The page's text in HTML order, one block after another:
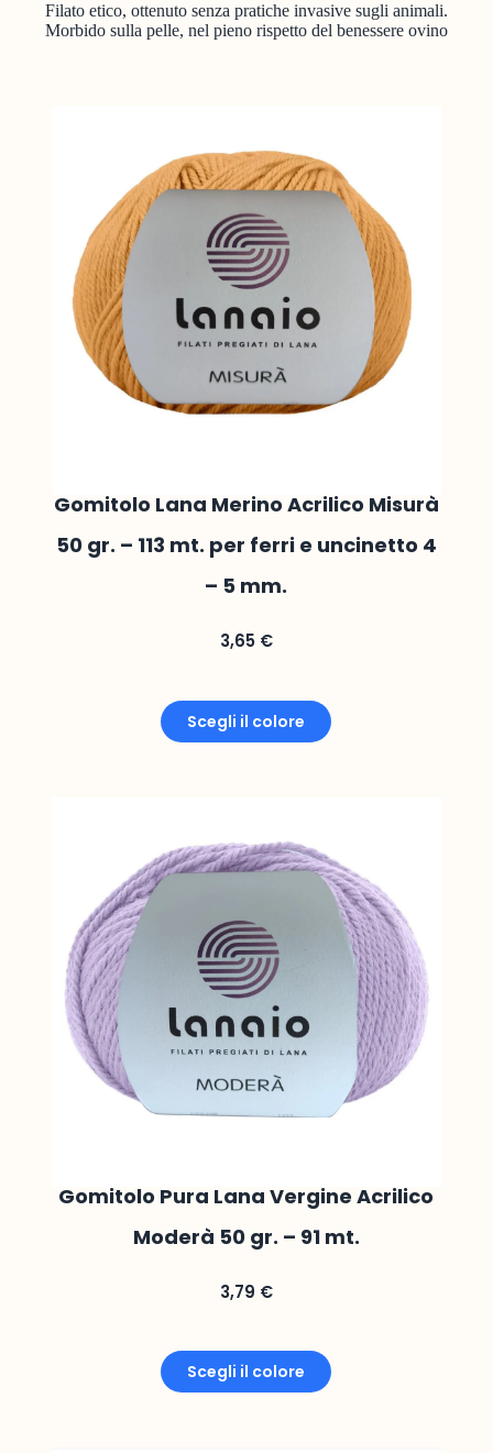
Filato etico, ottenuto senza pratiche invasive sugli animali.
Morbido sulla pelle, nel pieno rispetto del benessere ovino
Gomitolo Lana Merino Acrilico Misurà
50 gr. – 113 mt. per ferri e uncinetto 4
– 5 mm.
3,65 €
Scegli il colore
Gomitolo Pura Lana Vergine Acrilico
Moderà 50 gr. – 91 mt.
3,79 €
Scegli il colore